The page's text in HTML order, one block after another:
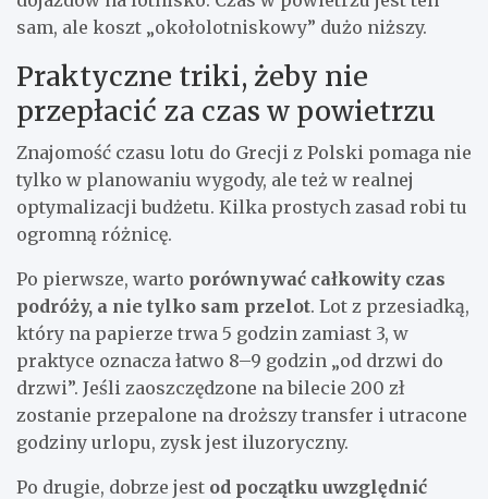
sam, ale koszt „okołolotniskowy” dużo niższy.
Praktyczne triki, żeby nie
przepłacić za czas w powietrzu
Znajomość czasu lotu do Grecji z Polski pomaga nie
tylko w planowaniu wygody, ale też w realnej
optymalizacji budżetu. Kilka prostych zasad robi tu
ogromną różnicę.
Po pierwsze, warto porównywać całkowity czas
podróży, a nie tylko sam przelot. Lot z przesiadką,
który na papierze trwa 5 godzin zamiast 3, w
praktyce oznacza łatwo 8–9 godzin „od drzwi do
drzwi”. Jeśli zaoszczędzone na bilecie 200 zł
zostanie przepalone na droższy transfer i utracone
godziny urlopu, zysk jest iluzoryczny.
Po drugie, dobrze jest od początku uwzględnić